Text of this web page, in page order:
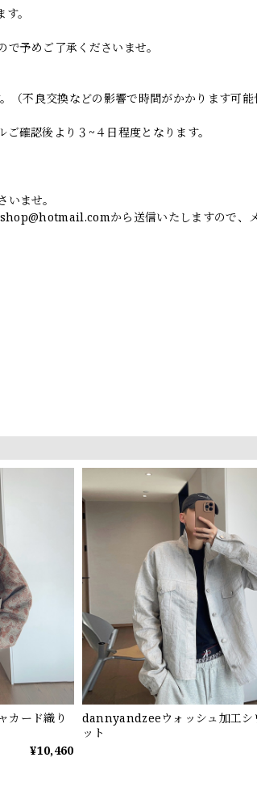
。
予めご了承くださいませ。
（不良交換などの影響で時間がかかります可能
確認後より３~４日程度となります。
ませ。
から送信いたしますので、
カード織り
¥10,460
dannyandzeeウォッシュ加工シ
ット